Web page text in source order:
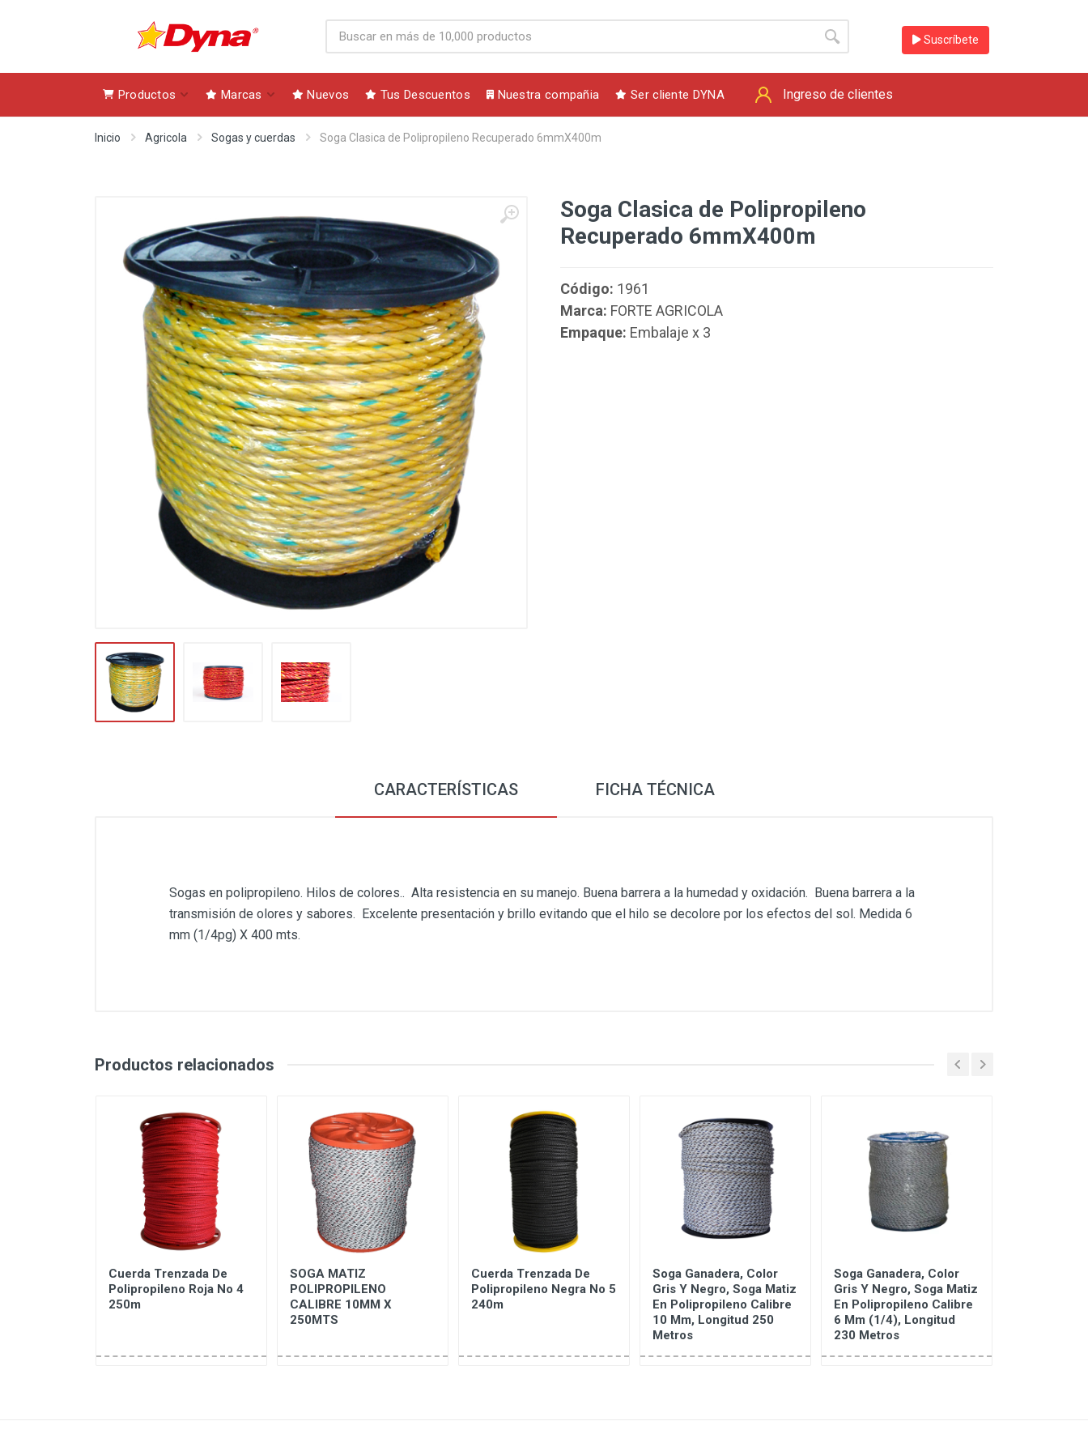
Suscríbete
Productos Marcas Nuevos Tus Descuentos Nuestra compañia Ser cliente DYNA Ingreso de clientes
Inicio Agricola Sogas y cuerdas Soga Clasica de Polipropileno Recuperado 6mmX400m
Soga Clasica de Polipropileno
Recuperado 6mmX400m
Código: 1961
Marca: FORTE AGRICOLA
Empaque: Embalaje x 3
CARACTERÍSTICAS FICHA TÉCNICA
Sogas en polipropileno. Hilos de colores.. Alta resistencia en su manejo. Buena barrera a la humedad y oxidación. Buena barrera a la
transmisión de olores y sabores. Excelente presentación y brillo evitando que el hilo se decolore por los efectos del sol. Medida 6
mm (1/4pg) X 400 mts.
Productos relacionados
Cuerda Trenzada De
Polipropileno Roja No 4
250m
SOGA MATIZ
POLIPROPILENO
CALIBRE 10MM X
250MTS
Cuerda Trenzada De
Polipropileno Negra No 5
240m
Soga Ganadera, Color
Gris Y Negro, Soga Matiz
En Polipropileno Calibre
10 Mm, Longitud 250
Metros
Soga Ganadera, Color
Gris Y Negro, Soga Matiz
En Polipropileno Calibre
6 Mm (1/4), Longitud
230 Metros